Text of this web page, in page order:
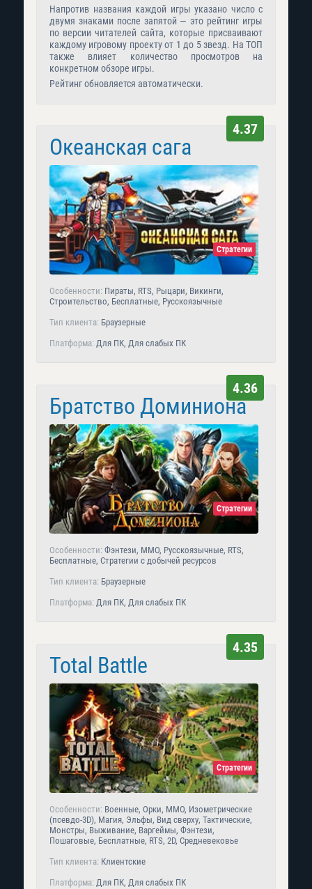
Напротив названия каждой игры указано число с
двумя знаками после запятой — это рейтинг игры
по версии читателей сайта, которые присваивают
каждому игровому проекту от 1 до 5 звезд. На ТОП
также влияет количество просмотров на
конкретном обзоре игры.
Рейтинг обновляется автоматически.
Океанская сага
4.37
Стратегии
Особенности: Пираты, RTS, Рыцари, Викинги,
Строительство, Бесплатные, Русскоязычные
Тип клиента: Браузерные
Платформа: Для ПК, Для слабых ПК
Братство Доминиона
4.36
Стратегии
Особенности: Фэнтези, MMO, Русскоязычные, RTS,
Бесплатные, Стратегии с добычей ресурсов
Тип клиента: Браузерные
Платформа: Для ПК, Для слабых ПК
Total Battle
4.35
Стратегии
Особенности: Военные, Орки, MMO, Изометрические
(псевдо-3D), Магия, Эльфы, Вид сверху, Тактические,
Монстры, Выживание, Варгеймы, Фэнтези,
Пошаговые, Бесплатные, RTS, 2D, Средневековье
Тип клиента: Клиентские
Платформа: Для ПК, Для слабых ПК